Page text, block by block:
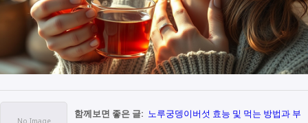
함께보면 좋은 글: 노루궁뎅이버섯 효능 및 먹는 방법과 부